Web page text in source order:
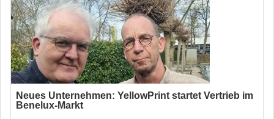
Neues Unternehmen: YellowPrint startet Vertrieb im
Benelux-Markt